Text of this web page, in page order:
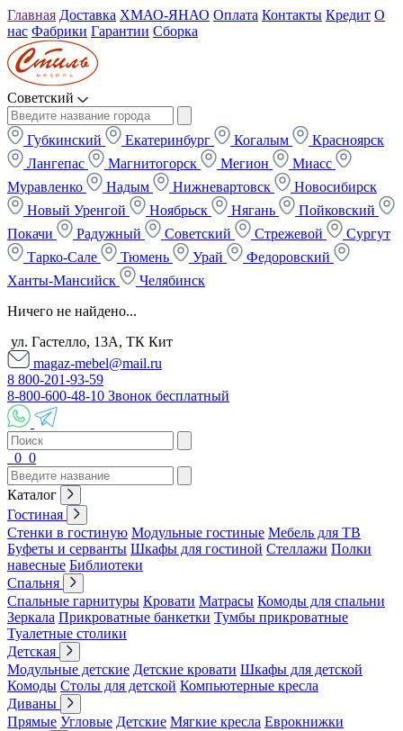
Главная Доставка ХМАО-ЯНАО Оплата Контакты Кредит О
нас Фабрики Гарантии Сборка
Советский
Губкинский Екатеринбург Когалым
Красноярск
Лангепас
Магнитогорск Мегион
Миасс
Муравленко
Надым Нижневартовск
Новосибирск
Новый Уренгой
Ноябрьск Нягань
Пойковский
Покачи
Радужный Советский Стрежевой
Сургут
Тарко-Сале
Тюмень Урай
Федоровский
Ханты-Мансийск
Челябинск
Ничего не найдено...
ул. Гастелло, 13А, ТК Кит
magaz-mebel@mail.ru
8 800-201-93-59
8-800-600-48-10 Звонок бесплатный
0 0
Каталог
Гостиная
Стенки в гостиную Модульные гостиные Мебель для ТВ
Буфеты и серванты Шкафы для гостиной Стеллажи Полки
навесные Библиотеки
Спальня
Спальные гарнитуры Кровати Матрасы Комоды для спальни
Зеркала Прикроватные банкетки Тумбы прикроватные
Туалетные столики
Детская
Модульные детские Детские кровати Шкафы для детской
Комоды Столы для детской Компьютерные кресла
Диваны
Прямые Угловые Детские Мягкие кресла Еврокнижки